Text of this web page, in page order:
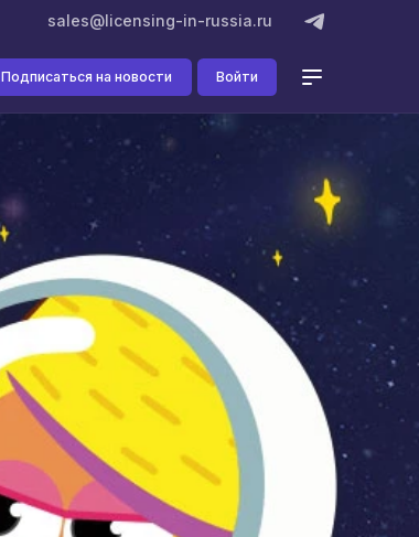
sales@licensing-in-russia.ru
Подписаться на новости Войти